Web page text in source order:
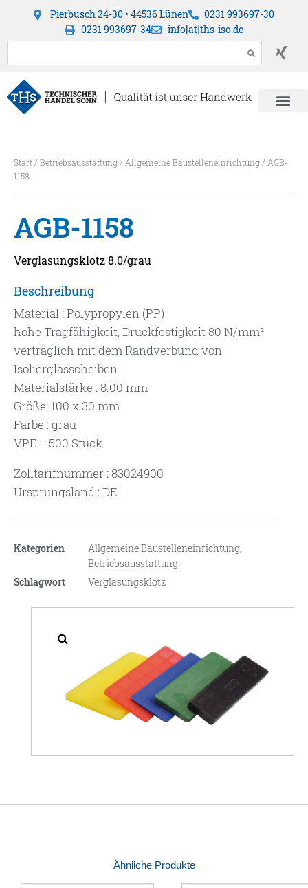
Pierbusch 24-30 • 44536 Lünen
0231 993697-30
0231 993697-34
info[at]ths-iso.de
Start/ Betriebsausstattung/ Allgemeine Baustelleneinrichtung/ AGB-
1158
AGB-1158
Verglasungsklotz 8.0/grau
Beschreibung
Material : Polypropylen (PP)
hohe Tragfähigkeit, Druckfestigkeit 80 N/mm²
verträglich mit dem Randverbund von
Isolierglasscheiben
Materialstärke : 8.00 mm
Größe: 100 x 30 mm
Farbe : grau
VPE = 500 Stück
Zolltarifnummer : 83024900
Ursprungsland : DE
Kategorien Allgemeine Baustelleneinrichtung,
Betriebsausstattung
Schlagwort
Verglasungsklotz
Ähnliche Produkte